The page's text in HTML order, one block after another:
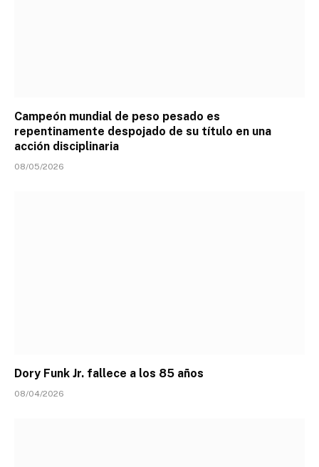
Campeón mundial de peso pesado es
repentinamente despojado de su título en una
acción disciplinaria
08/05/2026
Dory Funk Jr. fallece a los 85 años
08/04/2026